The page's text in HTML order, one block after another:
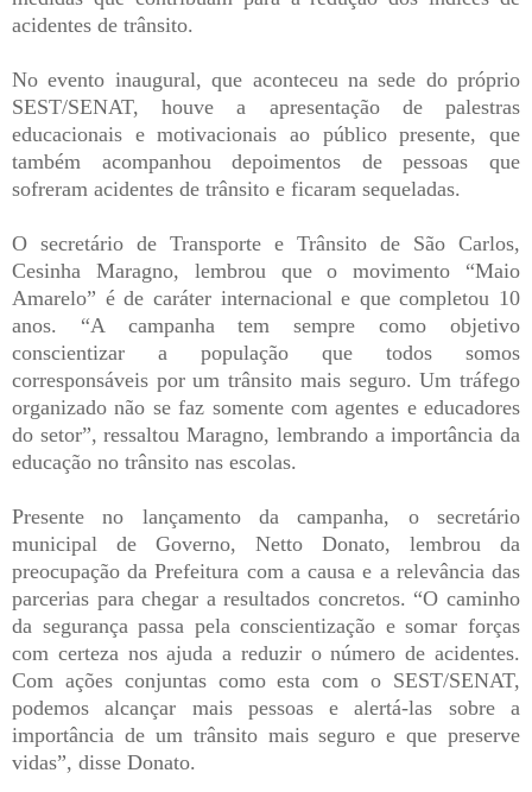
acidentes de trânsito.
No evento inaugural, que aconteceu na sede do próprio
SEST/SENAT, houve a apresentação de palestras
educacionais e motivacionais ao público presente, que
também acompanhou depoimentos de pessoas que
sofreram acidentes de trânsito e ficaram sequeladas.
O secretário de Transporte e Trânsito de São Carlos,
Cesinha Maragno, lembrou que o movimento “Maio
Amarelo” é de caráter internacional e que completou 10
anos. “A campanha tem sempre como objetivo
conscientizar a população que todos somos
corresponsáveis por um trânsito mais seguro. Um tráfego
organizado não se faz somente com agentes e educadores
do setor”, ressaltou Maragno, lembrando a importância da
educação no trânsito nas escolas.
Presente no lançamento da campanha, o secretário
municipal de Governo, Netto Donato, lembrou da
preocupação da Prefeitura com a causa e a relevância das
parcerias para chegar a resultados concretos. “O caminho
da segurança passa pela conscientização e somar forças
com certeza nos ajuda a reduzir o número de acidentes.
Com ações conjuntas como esta com o SEST/SENAT,
podemos alcançar mais pessoas e alertá-las sobre a
importância de um trânsito mais seguro e que preserve
vidas”, disse Donato.